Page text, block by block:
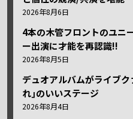
2026年8月6日
4本の木管フロントのユニ
ー出演に才能を再認識!!
2026年8月5日
デュオアルバムがライブ
れ｣のいいステージ
2026年8月4日